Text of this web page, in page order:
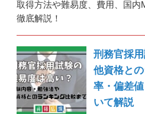
取得方法や難易度、費用、国内
徹底解説！
刑務官採
他資格と
率・偏差
いて解説